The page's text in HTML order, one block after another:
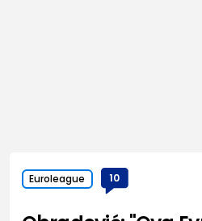
Euroleague 10